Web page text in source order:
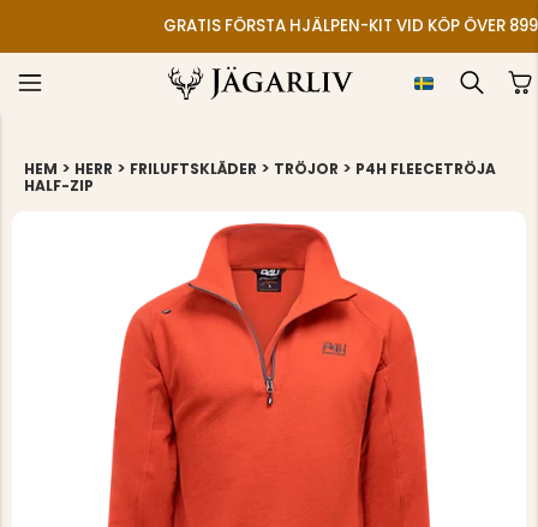
GRATIS FÖRSTA HJÄLPEN-KIT VID KÖP ÖVER
HEM > HERR > FRILUFTSKLÄDER > TRÖJOR > P4H FLEECETRÖJA
HALF-ZIP